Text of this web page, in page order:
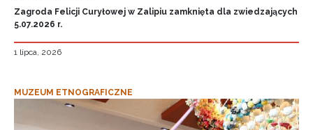
Zagroda Felicji Curyłowej w Zalipiu zamknięta dla zwiedzających
5.07.2026 r.
1 lipca, 2026
MUZEUM ETNOGRAFICZNE